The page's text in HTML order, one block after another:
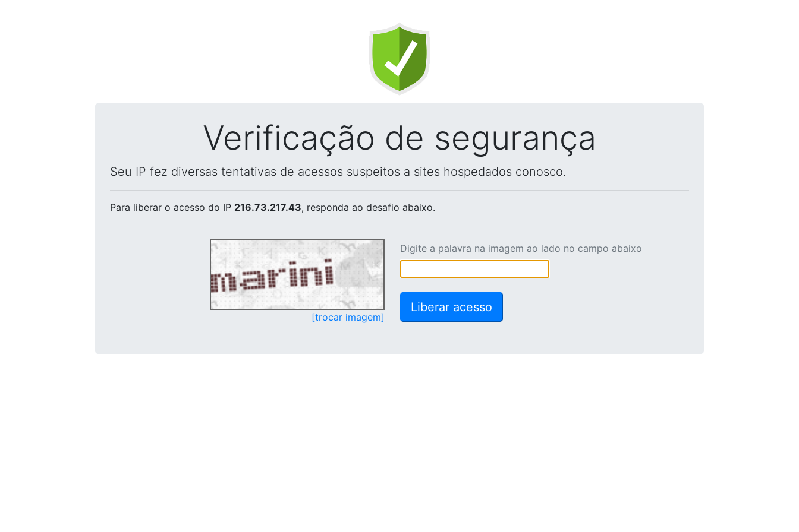
Verificação de segurança
Seu IP fez diversas tentativas de acessos suspeitos a sites hospedados conosco.
Para liberar o acesso do IP 216.73.217.43, responda ao desafio abaixo.
[trocar imagem]
Digite a palavra na imagem ao lado no campo abaixo